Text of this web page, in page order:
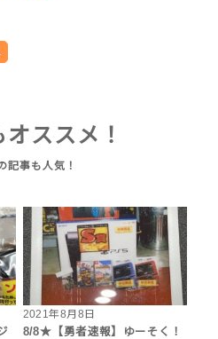
ススメ！
2021年8月8日
8/8★【勇者速報】ゆーそく！